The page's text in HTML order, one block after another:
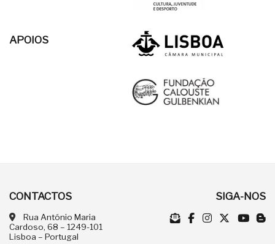
APOIOS
CONTACTOS
Rua António Maria
Cardoso, 68 – 1249-101
Lisboa – Portugal
SIGA-NOS